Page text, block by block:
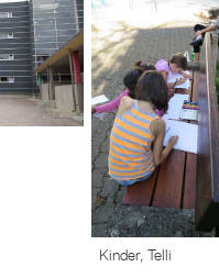
Kinder, Telli